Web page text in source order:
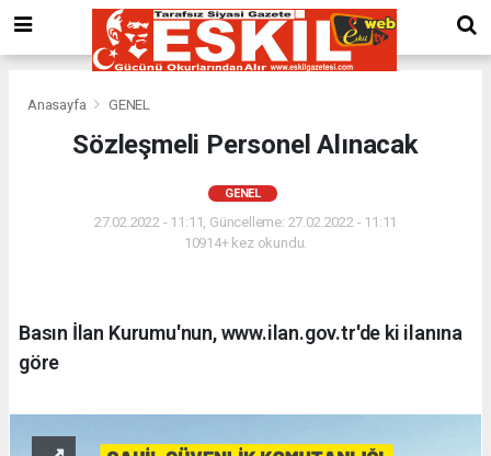
Anasayfa GENEL
Sözleşmeli Personel Alınacak
GENEL
27.02.2022 - 11:11, Güncelleme: 27.02.2022 - 11:11
10914+ kez okundu.
Basın İlan Kurumu'nun, www.ilan.gov.tr'de ki ilanına
göre